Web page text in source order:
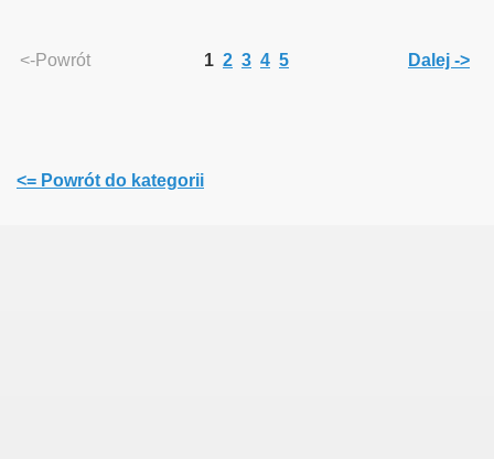
<-Powrót 1 2 3 4 5 Dalej ->
<= Powrót do kategorii